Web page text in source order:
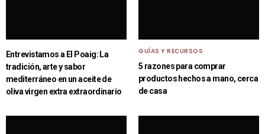
​​Entrevistamos a El Poaig: La
tradición, arte y sabor
mediterráneo en un aceite de
oliva virgen extra extraordinario
GUÍAS Y RECURSOS
5 razones para comprar
productos hechos a mano, cerca
de casa